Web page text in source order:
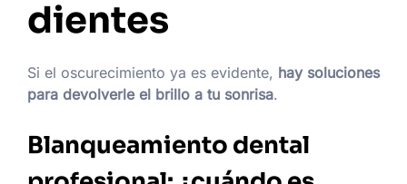
dientes
Si el oscurecimiento ya es evidente, hay soluciones
para devolverle el brillo a tu sonrisa.
Blanqueamiento dental